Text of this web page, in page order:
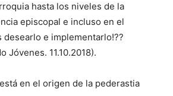
hasta los niveles de la
episcopal e incluso en el
desearlo e implementarlo!??
Jóvenes. 11.10.2018).
en el origen de la pederastia